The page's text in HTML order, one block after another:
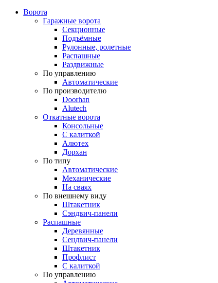
Ворота
Гаражные ворота
Секционные
Подъёмные
Рулонные, ролетные
Распашные
Раздвижные
По управлению
Автоматические
По производителю
Doorhan
Alutech
Откатные ворота
Консольные
С калиткой
Алютех
Дорхан
По типу
Автоматические
Механические
На сваях
По внешнему виду
Штакетник
Сэндвич-панели
Распашные
Деревянные
Сендвич-панели
Штакетник
Профлист
С калиткой
По управлению